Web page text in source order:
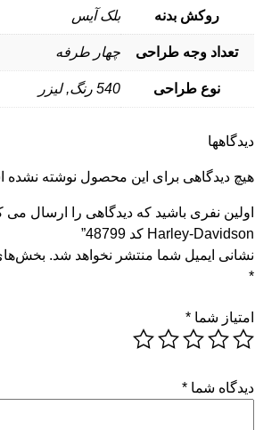
روکش بدنه بلک آیس
تعداد وجه طراحی چهار طرفه
نوع طراحی 540 رنگ, لیزر
دیدگاهها
هیچ دیدگاهی برای این محصول نوشته
اولین نفری باشید که دیدگاهی را ارسال می
Harley-Davidson کد 48799”
نشانی ایمیل شما منتشر نخواهد شد.
*
امتیاز شما*
دیدگاه شما*